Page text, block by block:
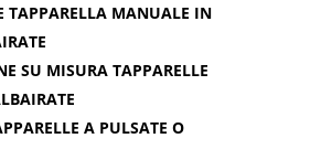
TAPPARELLA MANUALE IN
SU MISURA TAPPARELLE
A PULSATE O